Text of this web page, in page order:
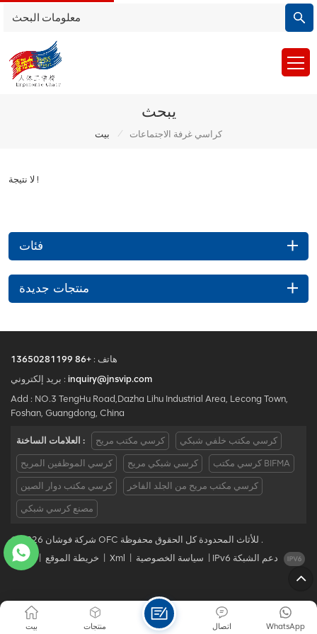
يبحث
بيت / كراسي غرفة الاجتماعات
لا نتيجة !
فئات
منتجات جديدة
هاتف : +86 13650281199
بريد إلكتروني : inquiry@jnsvip.com
Add : NO.3 TengHu Road,Dazha Lihu Industrial Area, Lecong Town,
Foshan, Guangdong, China
العلامات الساخنة : كرسي مكتب مريح كرسي مكتب خلفي شبكي
كرسي الموظفين المريح كرسي شبكي مريح كرسي مكتب BIFMA
كرسي مكتب دوار الصين كرسي مكتب مريح من الجلد الفاخر
مصنع كرسي شبكي
© 2026 شركة فوشان OFC للأثاث المحدودة كل الحقوق محفوظة .
مدونة | خريطة الموقع Xml سياسة الخصوصية
بيت منتجات WhatsApp اتصال